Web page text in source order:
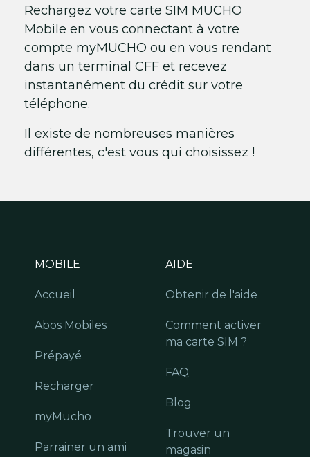
Rechargez votre carte SIM MUCHO
Mobile en vous connectant à votre
compte myMUCHO ou en vous rendant
dans un terminal CFF et recevez
instantanément du crédit sur votre
téléphone.
Il existe de nombreuses manières
différentes, c'est vous qui choisissez !
MOBILE
Accueil
Abos Mobiles
Prépayé
Recharger
myMucho
Parrainer un ami
AIDE
Obtenir de l'aide
Comment activer
ma carte SIM ?
FAQ
Blog
Trouver un
magasin